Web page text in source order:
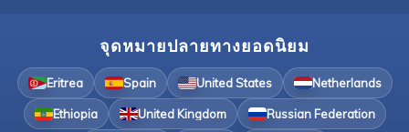
จุดหมายปลายทางยอดนิยม
Eritrea Spain United States Netherlands
Ethiopia United Kingdom Russian Federation